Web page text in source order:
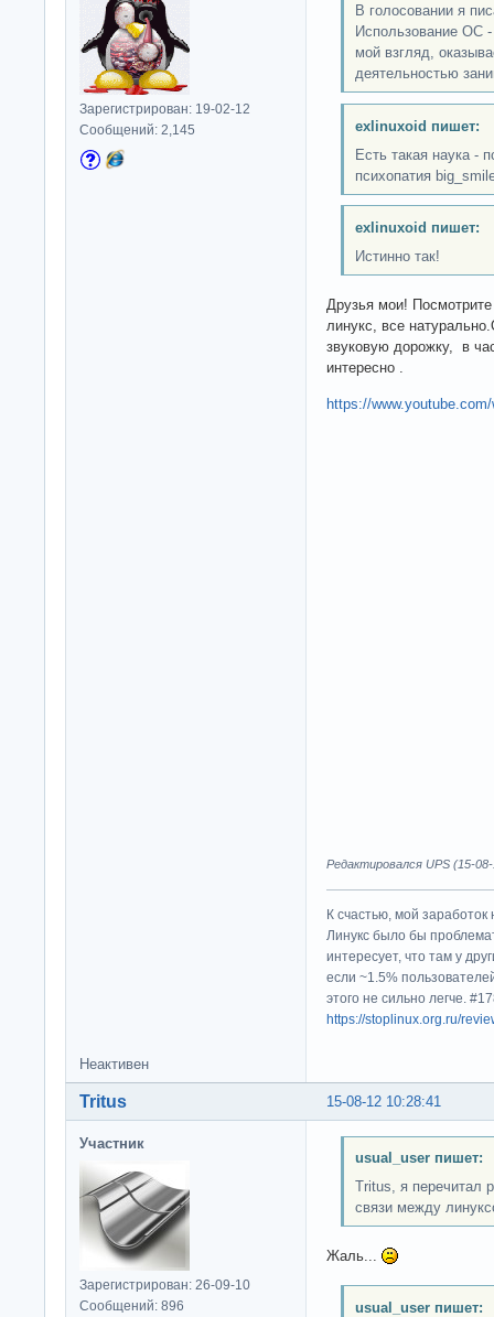
Зарегистрирован: 19-02-12
Сообщений: 2,145
В голосовании я
Использование OC
мой взгляд,
деятельностью
exlinuxoid пишет:
Есть такая наука -
психопатия
exlinuxoid пишет:
Истинно так!
Друзья мои!
линукс, все
звуковую дорожку, в
интересно .
https://
Редактировался UPS (15-
К счастью, мой
Линукс было бы
интересует, что там у
если ~1.5%
этого не сильно легче.
https://stoplinux.org.ru/
Неактивен
15-08-12 10:28:41
Tritus
Участник
Зарегистрирован: 26-09-10
Сообщений: 896
usual_user пишет:
Tritus, я перечитал
связи между
Жаль...
usual_user пишет: